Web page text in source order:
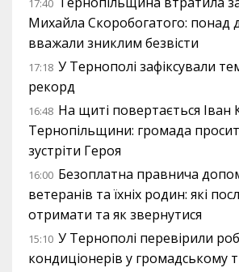
17:40
Михайла Скоробогатого: понад
вважали зниклим безвісти
17:18 У Тернополі зафіксували
рекорд
16:48 На щиті повертається Іван
Тернопільщини: громада
зустріти Героя
16:00 Безоплатна правнича
ветеранів та їхніх родин: які
отримати та як звернутися
15:10 У Тернополі перевірили
кондиціонерів у громадському